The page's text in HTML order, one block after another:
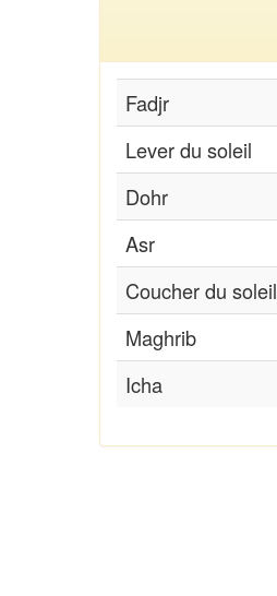
Fadjr
Lever du soleil
Dohr
Asr
Coucher du soleil
Maghrib
Icha